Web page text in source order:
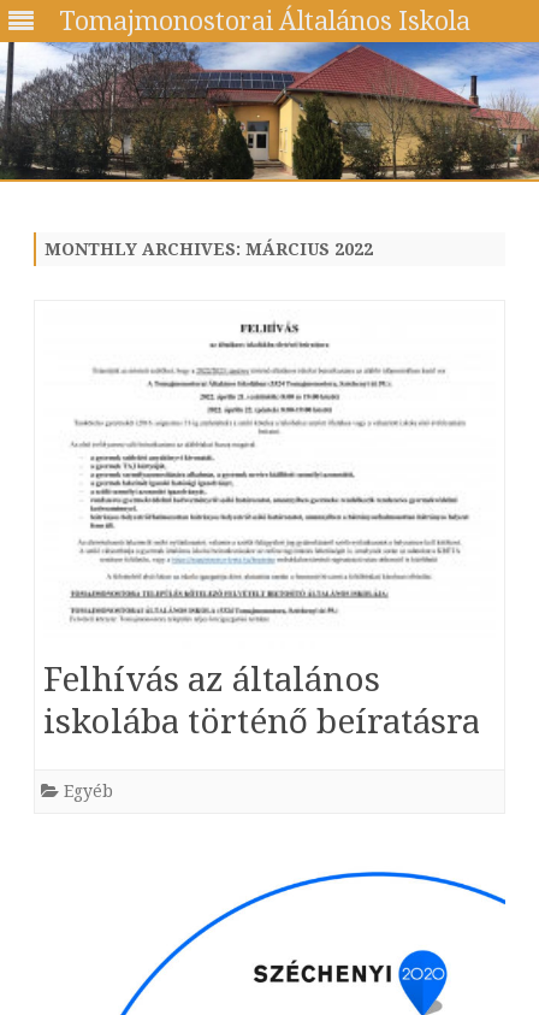
Tomajmonostorai Általános Iskola
MONTHLY ARCHIVES: MÁRCIUS 2022
Felhívás az általános
iskolába történő beíratásra
Egyéb